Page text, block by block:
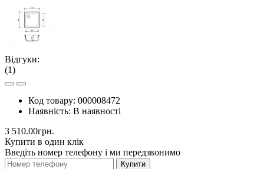
Відгуки:
(1)
Код товару: 000008472
Наявність: В наявності
3 510.00грн.
Купити в один клік
Введіть номер телефону і ми передзвонимо
Купити